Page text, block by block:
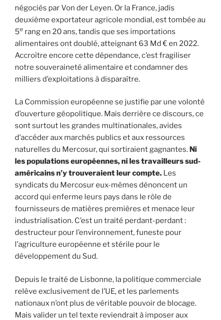
négociés par Von der Leyen. Or la France, jadis
deuxième exportateur agricole mondial, est tombée au
5e rang en 20 ans, tandis que ses importations
alimentaires ont doublé, atteignant 63 Md € en 2022.
Accroître encore cette dépendance, c’est fragiliser
notre souveraineté alimentaire et condamner des
milliers d’exploitations à disparaître.
La Commission européenne se justifie par une volonté
d’ouverture géopolitique. Mais derrière ce discours, ce
sont surtout les grandes multinationales, avides
d’accéder aux marchés publics et aux ressources
naturelles du Mercosur, qui sortiraient gagnantes. Ni
les populations européennes, ni les travailleurs sud-
américains n’y trouveraient leur compte. Les
syndicats du Mercosur eux-mêmes dénoncent un
accord qui enferme leurs pays dans le rôle de
fournisseurs de matières premières et menace leur
industrialisation. C’est un traité perdant-perdant :
destructeur pour l’environnement, funeste pour
l’agriculture européenne et stérile pour le
développement du Sud.
Depuis le traité de Lisbonne, la politique commerciale
relève exclusivement de l’UE, et les parlements
nationaux n’ont plus de véritable pouvoir de blocage.
Mais valider un tel texte reviendrait à imposer aux